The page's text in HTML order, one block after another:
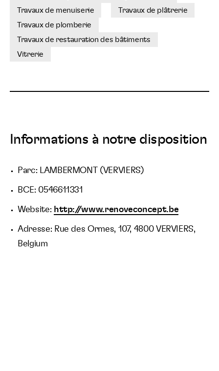
Travaux de menuiserie
Travaux de plâtrerie
Travaux de plomberie
Travaux de restauration des bâtiments
Vitrerie
Informations à notre disposition
Parc: LAMBERMONT (VERVIERS)
BCE: 0546611331
Website: http://www.renoveconcept.be
Adresse: Rue des Ormes, 107, 4800 VERVIERS,
Belgium